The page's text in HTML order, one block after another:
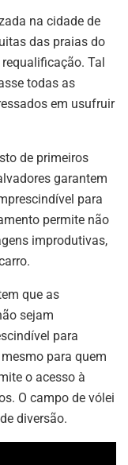
na cidade de
das praias do
Tal
todas as
em usufruir
de primeiros
garantem
para
permite não
improdutivas,
que as
sejam
para
para quem
o acesso à
O campo de vólei
diversão.